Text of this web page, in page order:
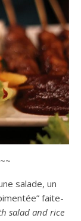
salade, un
faite-
salad and rice